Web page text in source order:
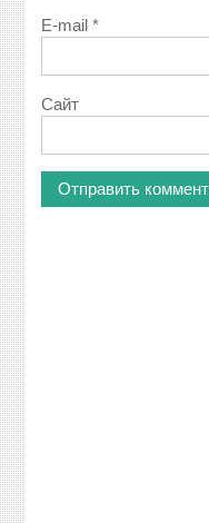
E-mail*
Сайт